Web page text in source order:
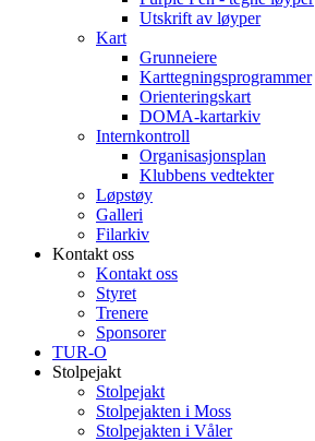
Utskrift av løyper
Kart
Grunneiere
Karttegningsprogrammer
Orienteringskart
DOMA-kartarkiv
Internkontroll
Organisasjonsplan
Klubbens vedtekter
Løpstøy
Galleri
Filarkiv
Kontakt oss
Kontakt oss
Styret
Trenere
Sponsorer
TUR-O
Stolpejakt
Stolpejakt
Stolpejakten i Moss
Stolpejakten i Våler